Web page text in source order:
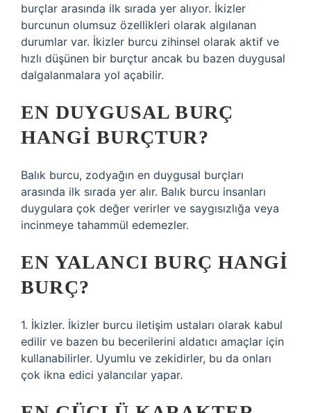
burçlar arasında ilk sırada yer alıyor. İkizler
burcunun olumsuz özellikleri olarak algılanan
durumlar var. İkizler burcu zihinsel olarak aktif ve
hızlı düşünen bir burçtur ancak bu bazen duygusal
dalgalanmalara yol açabilir.
EN DUYGUSAL BURÇ
HANGI BURÇTUR?
Balık burcu, zodyağın en duygusal burçları
arasında ilk sırada yer alır. Balık burcu insanları
duygulara çok değer verirler ve saygısızlığa veya
incinmeye tahammül edemezler.
EN YALANCI BURÇ HANGI
BURÇ?
1. İkizler. İkizler burcu iletişim ustaları olarak kabul
edilir ve bazen bu becerilerini aldatıcı amaçlar için
kullanabilirler. Uyumlu ve zekidirler, bu da onları
çok ikna edici yalancılar yapar.